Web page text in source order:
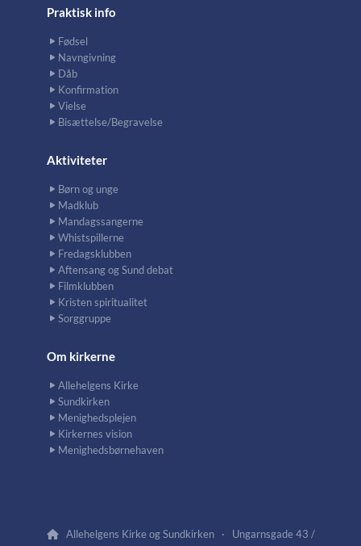
Praktisk info
Fødsel
Navngivning
Dåb
Konfirmation
Vielse
Bisættelse/Begravelse
Aktiviteter
Børn og unge
Madklub
Mandagssangerne
Whistspillerne
Fredagsklubben
Aftensang og Sund debat
Filmklubben
Kristen spiritualitet
Sorggruppe
Om kirkerne
Allehelgens Kirke
Sundkirken
Menighedsplejen
Kirkernes vision
Menighedsbørnehaven
Allehelgens Kirke og Sundkirken · Ungarnsgade 43 /